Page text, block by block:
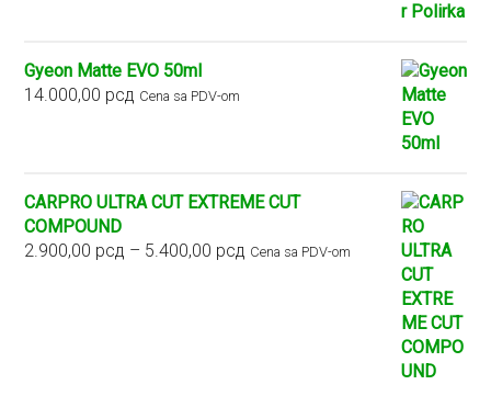
Gyeon Matte EVO 50ml
14.000,00 рсд Cena sa PDV-om
CARPRO ULTRA CUT EXTREME CUT
COMPOUND
2.900,00 рсд – 5.400,00 рсд Raspon
Cena sa PDV-om